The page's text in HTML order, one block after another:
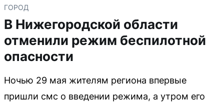
ГОРОД
В Нижегородской области
отменили режим беспилотной
опасности
Ночью 29 мая жителям региона впервые
пришли смс о введении режима, а утром его